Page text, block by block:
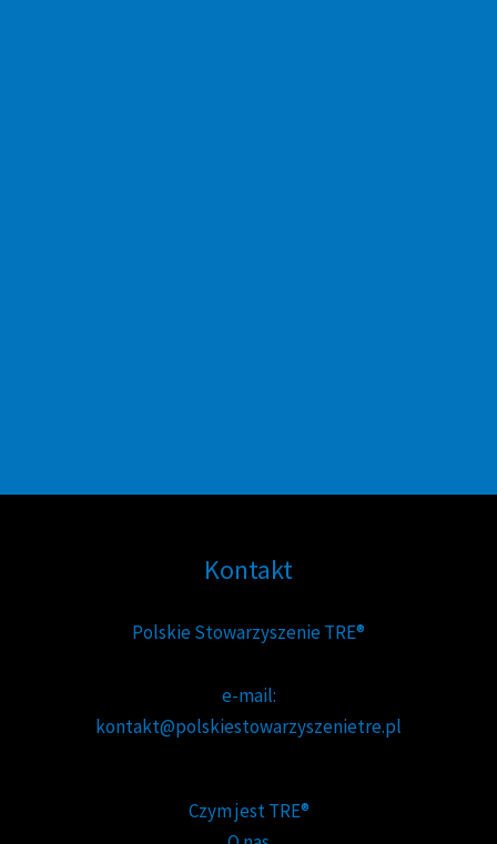
Kontakt
Polskie Stowarzyszenie TRE®
e-mail:
kontakt@polskiestowarzyszenietre.pl
Czym jest TRE®